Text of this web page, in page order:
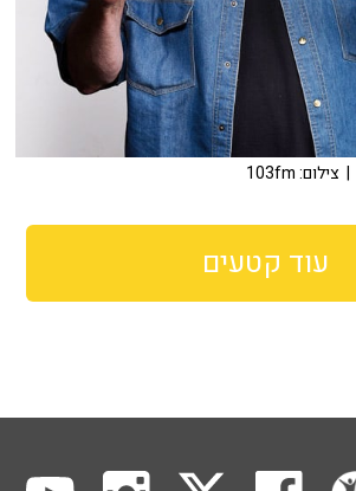
| צילום: 103fm
עוד קטעים